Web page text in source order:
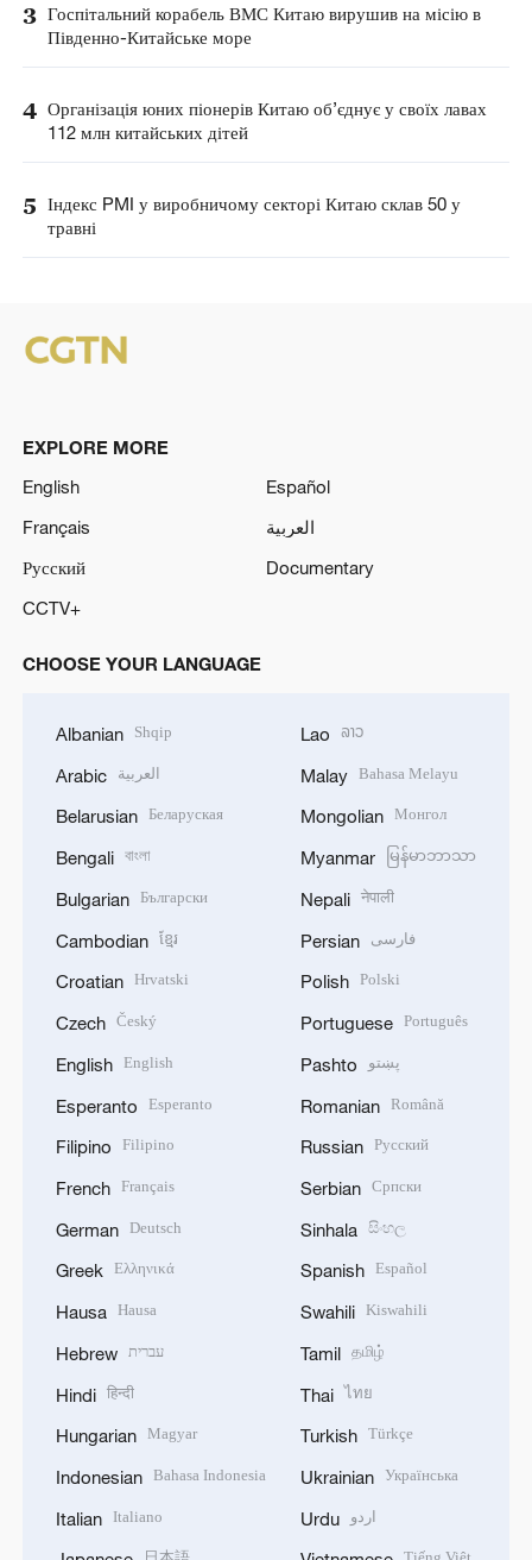
3 Госпітальний корабель ВМС Китаю вирушив на місію в
Південно-Китайське море
4 Організація юних піонерів Китаю об’єднує у своїх лавах
112 млн китайських дітей
5 Індекс PMI у виробничому секторі Китаю склав 50 у
травні
EXPLORE MORE
English
Español
Français
العربية
Русский
Documentary
CCTV+
CHOOSE YOUR LANGUAGE
Albanian Shqip
Arabic العربية
Belarusian Беларуская
Bengali বাংলা
Bulgarian Български
Cambodian ខ្មែរ
Croatian Hrvatski
Czech Český
English English
Esperanto Esperanto
Filipino Filipino
French Français
German Deutsch
Greek Ελληνικά
Hausa Hausa
Hebrew עברית
Hindi हिन्दी
Hungarian Magyar
Indonesian Bahasa Indonesia
Italian Italiano
Lao ລາວ
Malay Bahasa Melayu
Mongolian Монгол
Myanmar မြန်မာဘာသာ
Nepali नेपाली
Persian فارسی
Polish Polski
Portuguese Português
Pashto پښتو
Romanian Română
Russian Русский
Serbian Српски
Sinhala සිංහල
Spanish Español
Swahili Kiswahili
Tamil தமிழ்
Thai ไทย
Turkish Türkçe
Ukrainian Українська
Urdu اردو